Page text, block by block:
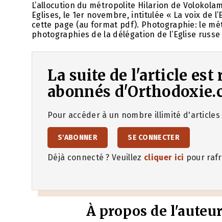
L’allocution du métropolite Hilarion de
Eglises, le 1er novembre, intitulée « La voix de
cette page (au format pdf). Photographie: le
photographies de la délégation de l’Eglise
La suite de l'article est
abonnés
Pour accéder à un nombre illimité d'articles
S'ABONNER SE CONNECTER
Déjà connecté ? Veuillez cliquer ici pour
À propos de l'auteur